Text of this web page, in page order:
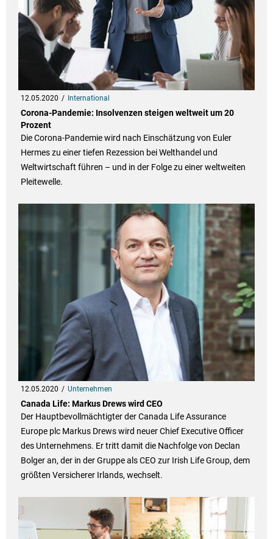
12.05.2020 International
Corona-Pandemie: Insolvenzen steigen weltweit um 20
Prozent
Die Corona-Pandemie wird nach Einschätzung von Euler
Hermes zu einer tiefen Rezession bei Welthandel und
Weltwirtschaft führen – und in der Folge zu einer weltweiten
Pleitewelle.
12.05.2020 Unternehmen
Canada Life: Markus Drews wird CEO
Der Hauptbevollmächtigter der Canada Life Assurance
Europe plc Markus Drews wird neuer Chief Executive Officer
des Unternehmens. Er tritt damit die Nachfolge von Declan
Bolger an, der in der Gruppe als CEO zur Irish Life Group, dem
größten Versicherer Irlands, wechselt.